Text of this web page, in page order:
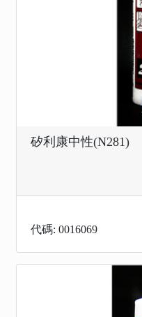
矽利康中性(N281)
代碼: 0016069